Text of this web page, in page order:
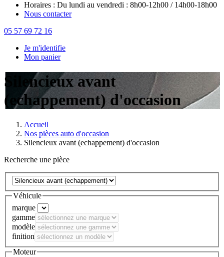
Horaires : Du lundi au vendredi : 8h00-12h00 / 14h00-18h00
Nous contacter
05 57 69 72 16
Je m'identifie
Mon panier
Silencieux avant
(echappement) d'occasion
Accueil
Nos pièces auto d'occasion
Silencieux avant (echappement) d'occasion
Recherche une pièce
Véhicule
marque
gamme
modèle
finition
Moteur